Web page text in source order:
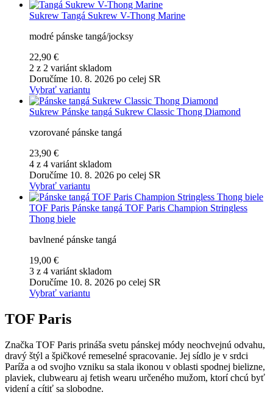
Sukrew Tangá Sukrew V-Thong Marine
modré pánske tangá/jocksy
22,90 €
2 z 2 variánt skladom
Doručíme 10. 8. 2026 po celej SR
Vybrať variantu
Sukrew Pánske tangá Sukrew Classic Thong Diamond
vzorované pánske tangá
23,90 €
4 z 4 variánt skladom
Doručíme 10. 8. 2026 po celej SR
Vybrať variantu
TOF Paris Pánske tangá TOF Paris Champion Stringless
Thong biele
bavlnené pánske tangá
19,00 €
3 z 4 variánt skladom
Doručíme 10. 8. 2026 po celej SR
Vybrať variantu
TOF Paris
Značka TOF Paris prináša svetu pánskej módy neochvejnú odvahu,
dravý štýl a špičkové remeselné spracovanie. Jej sídlo je v srdci
Paríža a od svojho vzniku sa stala ikonou v oblasti spodnej bielizne,
plaviek, clubwearu aj fetish wearu určeného mužom, ktorí chcú byť
videní a cítiť sa slobodne.